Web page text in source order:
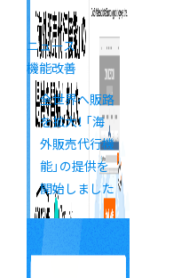
ニュース
機能改善
全世界へ販路
を拡大！ 「海
外販売代行機
能」の提供を
開始しました